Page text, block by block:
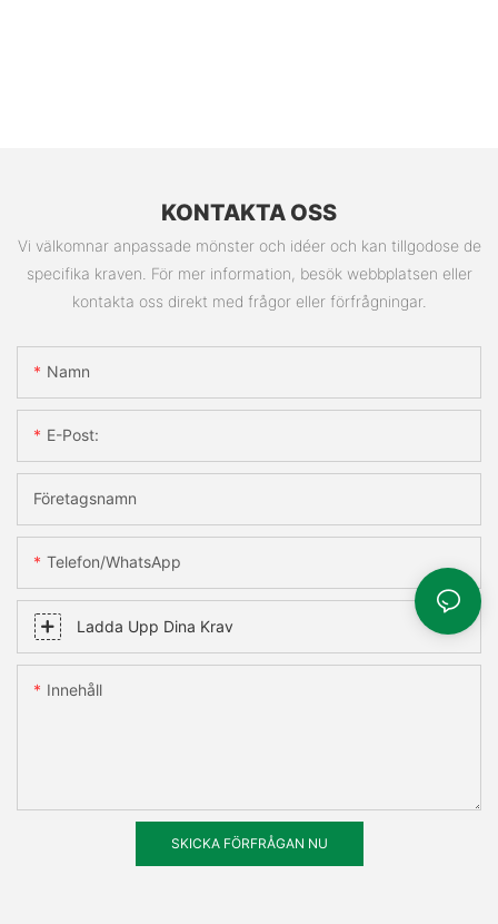
KONTAKTA OSS
Vi välkomnar anpassade mönster och idéer och kan tillgodose de
specifika kraven. För mer information, besök webbplatsen eller
kontakta oss direkt med frågor eller förfrågningar.
Namn
E-Post:
Företagsnamn
Telefon/WhatsApp
Ladda Upp Dina Krav
Innehåll
SKICKA FÖRFRÅGAN NU